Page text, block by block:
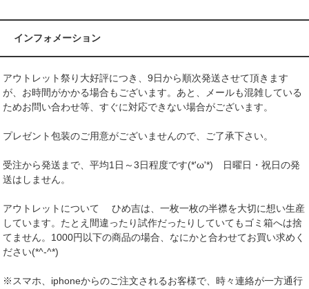
インフォメーション
アウトレット祭り大好評につき、9日から順次発送させて頂きます
が、お時間がかかる場合もございます。あと、メールも混雑している
ためお問い合わせ等、すぐに対応できない場合がございます。
プレゼント包装のご用意がございませんので、ご了承下さい。
受注から発送まで、平均1日～3日程度です(*'ω'*) 日曜日・祝日の発
送はしません。
アウトレットについて ひめ吉は、一枚一枚の半襟を大切に想い生産
しています。たとえ間違ったり試作だったりしていてもゴミ箱へは捨
てません。1000円以下の商品の場合、なにかと合わせてお買い求めく
ださい(*^-^*)
※スマホ、iphoneからのご注文されるお客様で、時々連絡が一方通行